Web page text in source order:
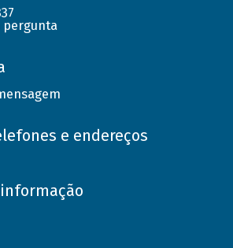
pergunta
e endereços